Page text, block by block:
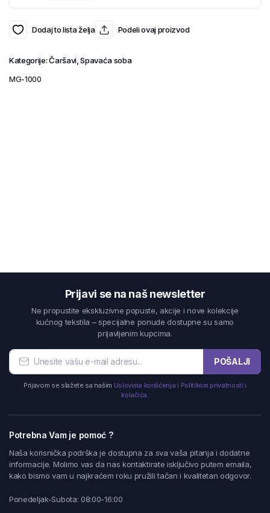
Dodaj to lista želja Podeli ovaj proizvod
Kategorije:Čaršavi,Spavaća soba
MG-1000
Prijavi se na naš newsletter
Ne propustite ekskluzivne popuste, akcije i nove kolekcije
kućnog tekstila – specijalne ponude dostupne su samo
prijavljenim kupcima.
POŠALJI
Prijavom se slažete sa našim Uslovima korišćenja i Politikom privatnosti i
kolačića.
Potrebna Vam je pomoć ?
Naša korisnička podrška je dostupna za sva vaša pitanja i dodatne
informacije. Molimo vas da nas kontaktirate isključivo putem emaila,
kako bismo vam u najkraćem roku pružili tačan i kvalitetan odgovor.
Ponedeljak-Subota: 08:00-16:00